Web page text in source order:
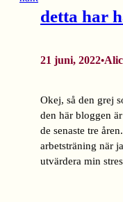
detta har
21 juni, 2022•
Okej, så den grej
den här bloggen
de senaste tre
arbetsträning när
utvärdera min